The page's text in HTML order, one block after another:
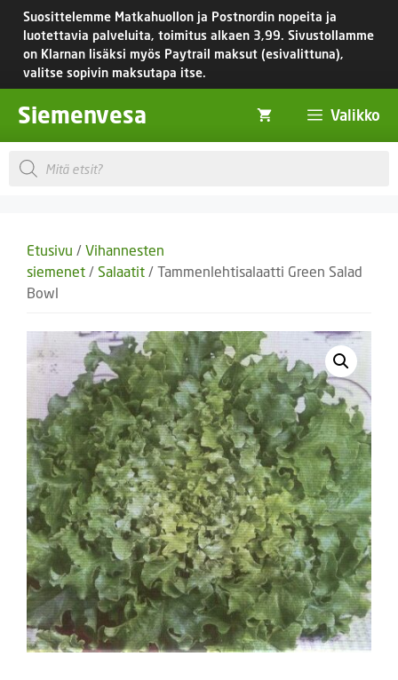
Siirry
sisältöön
Suosittelemme Matkahuollon ja Postnordin nopeita ja
luotettavia palveluita, toimitus alkaen 3,99. Sivustollamme
on Klarnan lisäksi myös Paytrail maksut (esivalittuna),
valitse sopivin maksutapa itse.
Siemenvesa Valikko
Products
search
Etusivu / Vihannesten
siemenet / Salaatit / Tammenlehtisalaatti Green Salad
Bowl